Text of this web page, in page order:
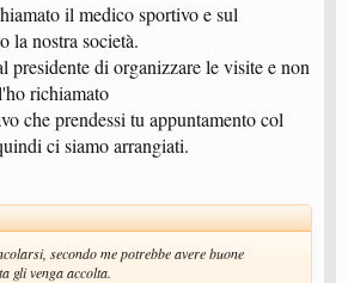
il medico sportivo e sul
la nostra società.
presidente di organizzare le visite e non
richiamato
che prendessi tu appuntamento col
ci siamo arrangiati.
secondo me potrebbe avere buone
gli venga accolta.